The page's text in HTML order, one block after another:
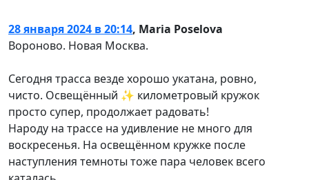
28 января 2024 в 20:14, Maria Poselova
Вороново. Новая Москва.
Сегодня трасса везде хорошо укатана, ровно,
чисто. Освещённый ✨ километровый кружок
просто супер, продолжает радовать!
Народу на трассе на удивление не много для
воскресенья. На освещённом кружке после
наступления темноты тоже пара человек всего